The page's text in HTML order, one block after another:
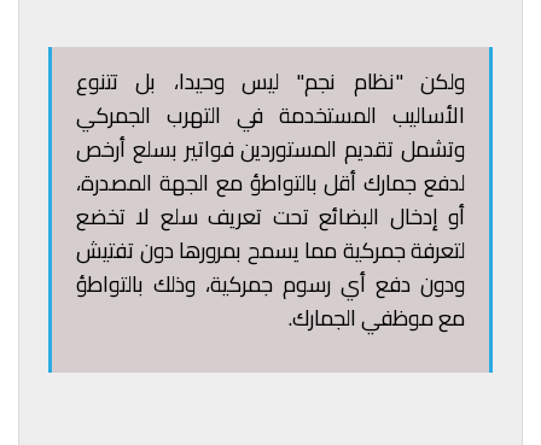
ولكن "نظام نجم" ليس وحيدا، بل تتنوع
الأساليب المستخدمة في التهرب الجمركي
وتشمل تقديم المستوردين فواتير بسلع أرخص
لدفع جمارك أقل بالتواطؤ مع الجهة المصدرة،
أو إدخال البضائع تحت تعريف سلع لا تخضع
لتعرفة جمركية مما يسمح بمرورها دون تفتيش
ودون دفع أي رسوم جمركية، وذلك بالتواطؤ
مع موظفي الجمارك.